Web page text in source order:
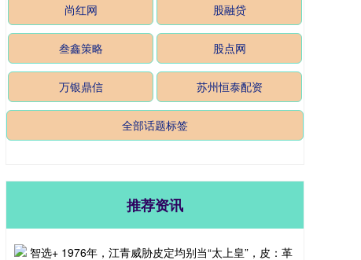
尚红网 股融贷
叁鑫策略 股点网
万银鼎信 苏州恒泰配资
全部话题标签
推荐资讯